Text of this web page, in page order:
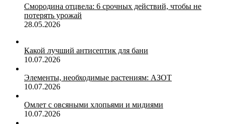
Смородина отцвела: 6 срочных действий, чтобы не
потерять урожай
28.05.2026
Какой лучший антисептик для бани
10.07.2026
Элементы, необходимые растениям: АЗОТ
10.07.2026
Омлет с овсяными хлопьями и мидиями
10.07.2026